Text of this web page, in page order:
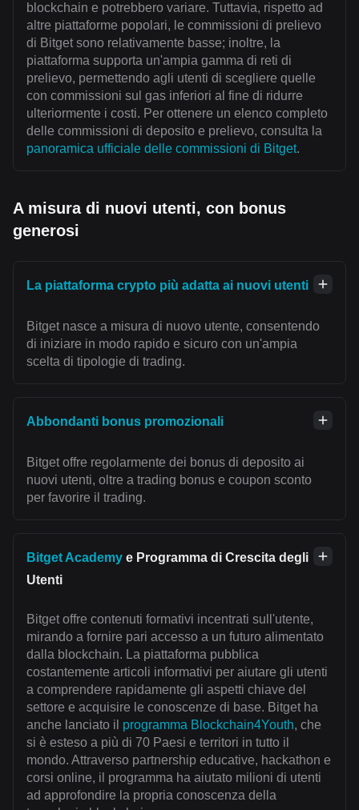
blockchain e potrebbero variare. Tuttavia, rispetto ad
altre piattaforme popolari, le commissioni di prelievo
di Bitget sono relativamente basse; inoltre, la
piattaforma supporta un'ampia gamma di reti di
prelievo, permettendo agli utenti di scegliere quelle
con commissioni sul gas inferiori al fine di ridurre
ulteriormente i costi. Per ottenere un elenco completo
delle commissioni di deposito e prelievo, consulta la
panoramica ufficiale delle commissioni di Bitget.
A misura di nuovi utenti, con bonus
generosi
La piattaforma crypto più adatta ai nuovi utenti
Bitget nasce a misura di nuovo utente, consentendo
di iniziare in modo rapido e sicuro con un'ampia
scelta di tipologie di trading.
Abbondanti bonus promozionali
Bitget offre regolarmente dei bonus di deposito ai
nuovi utenti, oltre a trading bonus e coupon sconto
per favorire il trading.
Bitget Academy e Programma di Crescita degli
Utenti
Bitget offre contenuti formativi incentrati sull'utente,
mirando a fornire pari accesso a un futuro alimentato
dalla blockchain. La piattaforma pubblica
costantemente articoli informativi per aiutare gli utenti
a comprendere rapidamente gli aspetti chiave del
settore e acquisire le conoscenze di base. Bitget ha
anche lanciato il programma Blockchain4Youth, che
si è esteso a più di 70 Paesi e territori in tutto il
mondo. Attraverso partnership educative, hackathon e
corsi online, il programma ha aiutato milioni di utenti
ad approfondire la propria conoscenza della